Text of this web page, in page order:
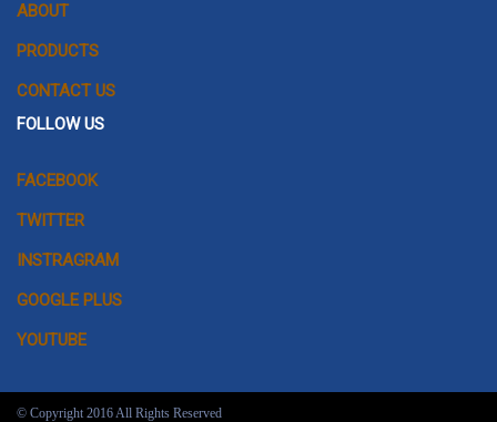
ABOUT
PRODUCTS
CONTACT US
FOLLOW US
FACEBOOK
TWITTER
INSTRAGRAM
GOOGLE PLUS
YOUTUBE
© Copyright 2016 All Rights Reserved